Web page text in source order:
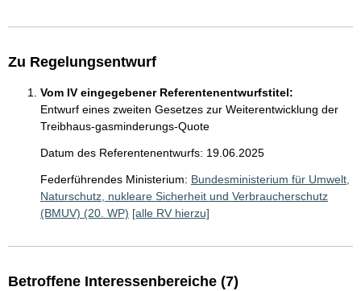
Zu Regelungsentwurf
Vom IV eingegebener Referentenentwurfstitel:
Entwurf eines zweiten Gesetzes zur Weiterentwicklung der
Treibhaus-gasminderungs-Quote
Datum des Referentenentwurfs: 19.06.2025
Federführendes Ministerium: Bundesministerium für Umwelt,
Naturschutz, nukleare Sicherheit und Verbraucherschutz
(BMUV) (20. WP) [alle RV hierzu]
Betroffene Interessenbereiche (7)